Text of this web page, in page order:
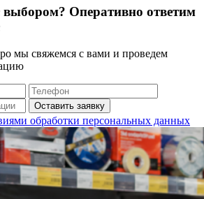
Оперативно ответим
мы свяжемся с вами и проведем
Оставить заявку
обработки персональных данных